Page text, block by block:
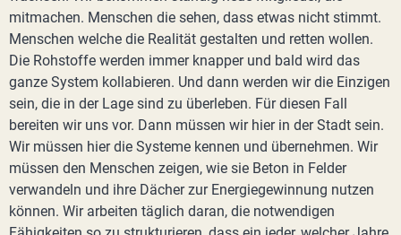
mitmachen. Menschen die sehen, dass etwas nicht stimmt.
Menschen welche die Realität gestalten und retten wollen.
Die Rohstoffe werden immer knapper und bald wird das
ganze System kollabieren. Und dann werden wir die Einzigen
sein, die in der Lage sind zu überleben. Für diesen Fall
bereiten wir uns vor. Dann müssen wir hier in der Stadt sein.
Wir müssen hier die Systeme kennen und übernehmen. Wir
müssen den Menschen zeigen, wie sie Beton in Felder
verwandeln und ihre Dächer zur Energiegewinnung nutzen
können. Wir arbeiten täglich daran, die notwendigen